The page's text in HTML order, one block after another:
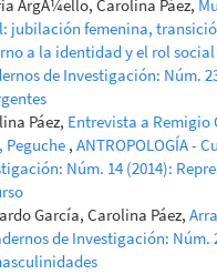
ArgÁ¼ello, Carolina Páez,
jubilación femenina,
a la identidad y el rol social
de Investigación: Núm.
Páez, Entrevista a Remigio
Peguche , ANTROPOLOGÍA -
Núm. 14 (2014):
García, Carolina Páez,
de Investigación: Núm.